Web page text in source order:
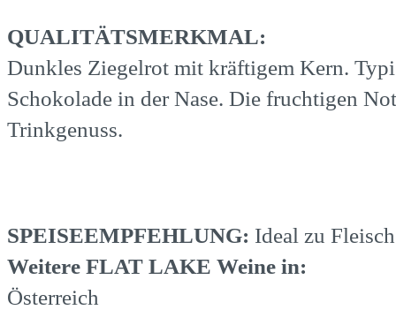
QUALITÄTSMERKMAL:
Dunkles Ziegelrot mit kräftigem Kern.
Schokolade in der Nase. Die fruchtigen
Trinkgenuss.
SPEISEEMPFEHLUNG: Ideal zu
Weitere FLAT LAKE Weine in:
Österreich